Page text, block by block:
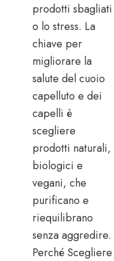
prodotti sbagliati
o lo stress. La
chiave per
migliorare la
salute del cuoio
capelluto e dei
capelli è
scegliere
prodotti naturali,
biologici e
vegani, che
purificano e
riequilibrano
senza aggredire.
Perché Scegliere